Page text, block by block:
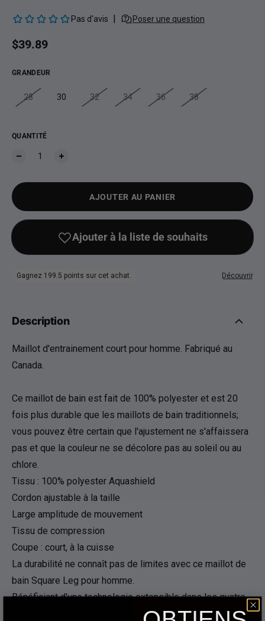
Prix habituel
$39.89
GRANDEUR
28 30 32 34 36 38
QUANTITÉ
AJOUTER AU PANIER
Description
Maillot d'entrainement court pour homme. Fabriqué au
Canada.
Ce maillot de bain est fait de 100% polyester et est 20
fois plus durable que les maillots de bain traditionnels;
vous pouvez être certain que l'ajustement ne s'affaissera
pas et que la couleur ne se décolore pas au soleil ou au
chlore.
Tissu : 100% polyester Aquashield
Cordon ajustable à la taille
Large amplitude de mouvement
Tissu de compression
Coupe : court, à la cuisse
La durabilité ne connaît pas de limites avec ce maillot de
bain Square Leg pour homme.
Bénéficiant d'une technologie extensible dans les quatre
sens et UPF 50+, ce maillot de bain offre une excellente